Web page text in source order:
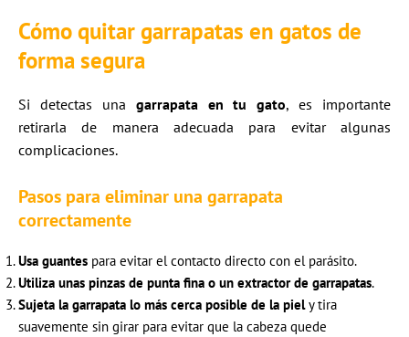
Cómo quitargarrapatas en gatos de
forma segura
Si detectas una garrapata en tu gato, es importante
retirarla de manera adecuada para evitar algunas
complicaciones.
Pasos para eliminar una garrapata
correctamente
Usa guantes para evitar el contacto directo con el parásito.
Utiliza unas pinzas de punta fina o un extractor de garrapatas.
Sujeta la garrapata lo más cerca posible de la piely tira
suavemente sin girar para evitar que la cabeza quede